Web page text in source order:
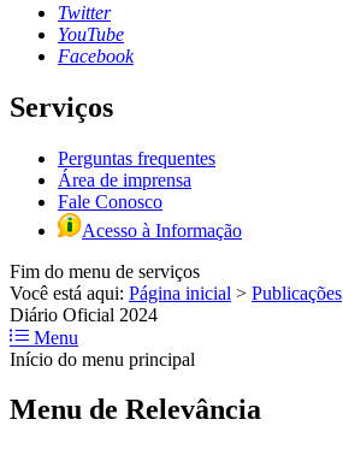
Twitter
YouTube
Facebook
Serviços
Perguntas frequentes
Área de imprensa
Fale Conosco
Acesso à Informação
Fim do menu de serviços
Você está aqui: Página inicial > Publicações
Diário Oficial 2024
Menu
Início do menu principal
Menu de Relevância